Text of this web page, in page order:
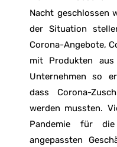
Nacht geschlossen
der Situation
Corona-Angebote,
mit Produkten
Unternehmen so
dass Corona-
werden mussten.
Pandemie für
angepassten